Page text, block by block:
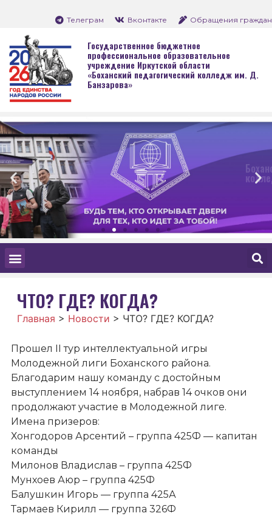
Телеграм Вконтакте Обращения граждан
Государственное бюджетное
профессиональное образовательное
учреждение Иркутской области
«Боханский педагогический колледж им. Д.
Банзарова»
Боханский
колледж им. Д.
ЧТО? ГДЕ? КОГДА?
Главная > Новости > ЧТО? ГДЕ? КОГДА?
Прошел II тур интеллектуальной игры
Молодежной лиги Боханского района.
Благодарим нашу команду с достойным
выступлением 14 ноября, набрав 14 очков они
продолжают участие в Молодежной лиге.
Имена призеров:
Хонгодоров Арсентий – группа 425Ф — капитан
команды
Милонов Владислав – группа 425Ф
Мунхоев Аюр – группа 425Ф
Балушкин Игорь — группа 425А
Тармаев Кирилл — группа 326Ф